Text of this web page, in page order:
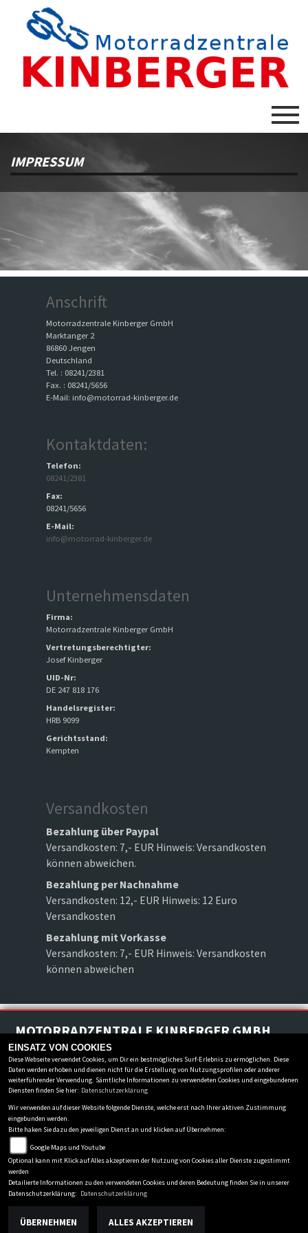
IMPRESSUM
Anschrift
Motorradzentrale Kinberger GmbH
Marktanger 2
86860 Jengen
Deutschland
Tel. : 08241/2381
Fax. : 08241/5656
E-Mail: info@motorrad-kinberger.de
Kontaktdaten:
Telefon:
08241/2381
Fax:
08241/5656
E-Mail:
info@motorrad-kinberger.de
Unternehmensdaten
Firma:
Motorradzentrale Kinberger GmbH
Vertretungsberechtigter:
Josef Kinberger
UID-Nr:
DE 247 818 176
Handelsregister:
HRB 9099
Gerichtsstand:
Kempten
Versandkosten
Bezahlung über Paypal
Versandkosten: 7,- EUR Hinweis: Versandkosten
können abweichen.
Bezahlung per Nachnahme
Versandkosten: 12,- EUR Hinweis: 12 Euro
Versandkosten
Bezahlung mit Vorkasse
Versandkosten: 7,- EUR Hinweis: Versandkosten
können abweichen
MOTORRADZENTRALE KINBERGER GMBH
Marktanger 2-86860 Jengen
Datenschutzbestimmungen
AGB
EINSATZ VON COOKIES
Diese Webseite verwendet Cookies, um Dir ein bestmögliches Surf-Erlebnis zu ermöglichen. Diese
Daten werden erhoben und dienen nicht für die Erstellung von Nutzungsprofilen oder anderer
weiterführender Verwendung. Sämtliche Informationen zu verwendeten Cookies und eingebundenen
Diensten finden Sie hier: Datenschutzerklärung
Wir verwenden auf dieser Website folgende Dienste, welche erst nach Ihrer aktiven Zustimmung
eingebunden werden.
Bitte haken Sie dazu den jeweiligen Dienst an und klicken auf Übernehmen:
Google Maps und Youtube
Optional kann mit Klick auf Alles akzeptieren der Nutzung von Cookies aller Dienste zugestimmt
werden
Detailierte Informationen zu den verwendeten Cookies und deren Bedeutung finden Sie in unserer
Datenschutzerklärung: Datenschutzerklärung
ÜBERNEHMEN ALLES AKZEPTIEREN